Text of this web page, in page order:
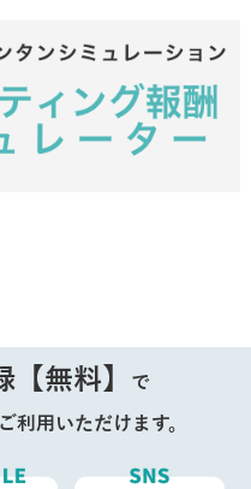
無料】 で
利用いただけます。